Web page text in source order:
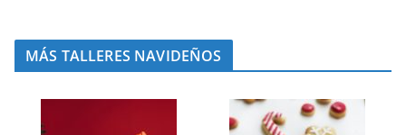
MÁS TALLERES NAVIDEÑOS